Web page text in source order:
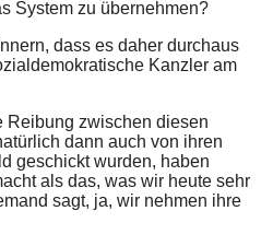
System zu übernehmen?
dass es daher durchaus
Kanzler am
Reibung zwischen diesen
dann auch von ihren
geschickt wurden, haben
als das, was wir heute sehr
sagt, ja, wir nehmen ihre